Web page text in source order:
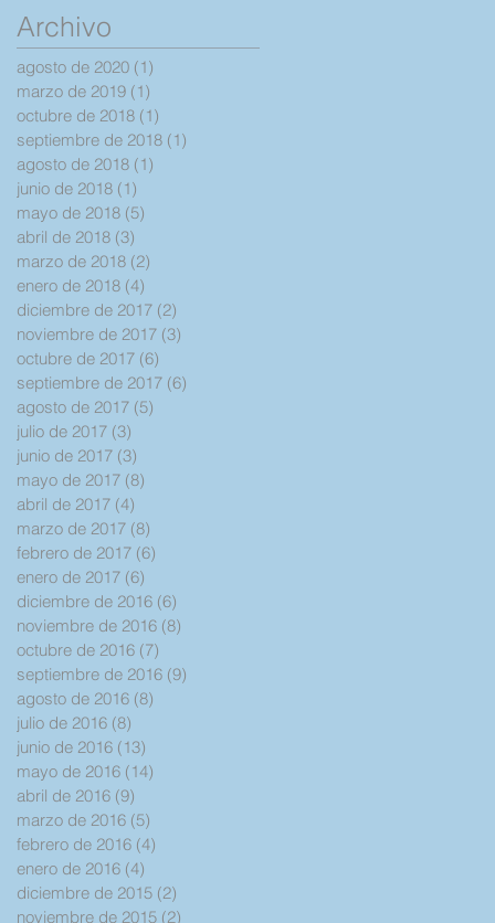
Archivo
agosto de 2020 (1)
marzo de 2019 (1)
octubre de 2018 (1)
septiembre de 2018 (1)
agosto de 2018 (1)
junio de 2018 (1)
mayo de 2018 (5)
abril de 2018 (3)
marzo de 2018 (2)
enero de 2018 (4)
diciembre de 2017 (2)
noviembre de 2017 (3)
octubre de 2017 (6)
septiembre de 2017 (6)
agosto de 2017 (5)
julio de 2017 (3)
junio de 2017 (3)
mayo de 2017 (8)
abril de 2017 (4)
marzo de 2017 (8)
febrero de 2017 (6)
enero de 2017 (6)
diciembre de 2016 (6)
noviembre de 2016 (8)
octubre de 2016 (7)
septiembre de 2016 (9)
agosto de 2016 (8)
julio de 2016 (8)
junio de 2016 (13)
mayo de 2016 (14)
abril de 2016 (9)
marzo de 2016 (5)
febrero de 2016 (4)
enero de 2016 (4)
diciembre de 2015 (2)
noviembre de 2015 (2)